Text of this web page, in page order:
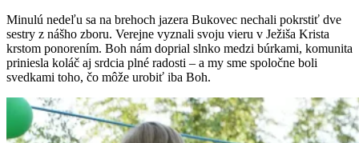
Minulú nedeľu sa na brehoch jazera Bukovec nechali pokrstiť dve
sestry z nášho zboru. Verejne vyznali svoju vieru v Ježiša Krista
krstom ponorením. Boh nám doprial slnko medzi búrkami, komunita
priniesla koláč aj srdcia plné radosti – a my sme spoločne boli
svedkami toho, čo môže urobiť iba Boh.